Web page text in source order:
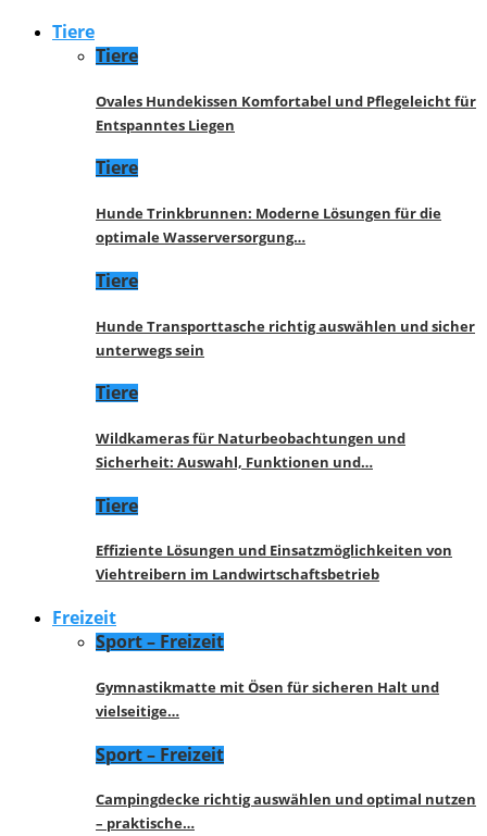
Tiere
Tiere
Ovales Hundekissen Komfortabel und Pflegeleicht für
Entspanntes Liegen
Tiere
Hunde Trinkbrunnen: Moderne Lösungen für die
optimale Wasserversorgung…
Tiere
Hunde Transporttasche richtig auswählen und sicher
unterwegs sein
Tiere
Wildkameras für Naturbeobachtungen und
Sicherheit: Auswahl, Funktionen und…
Tiere
Effiziente Lösungen und Einsatzmöglichkeiten von
Viehtreibern im Landwirtschaftsbetrieb
Freizeit
Sport – Freizeit
Gymnastikmatte mit Ösen für sicheren Halt und
vielseitige…
Sport – Freizeit
Campingdecke richtig auswählen und optimal nutzen
– praktische…